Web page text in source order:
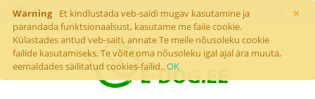
×
Warning
Et kindlustada veb-saidi mugav kasutamine ja
parandada funktsionaalsust, kasutame me faile cookie.
Külastades antud veb-saiti, annate Te meile nõusoleku cookie
failide kasutamiseks. Te võite oma nõusoleku igal ajal ära muuta,
eemaldades säilitatud cookies-failid..OK